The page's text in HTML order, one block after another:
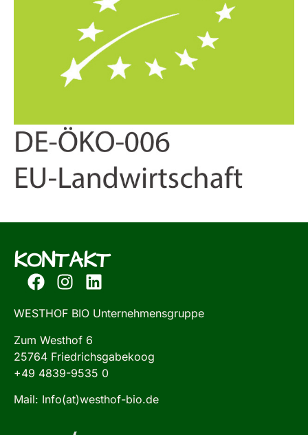
KONTAKT
WESTHOF BIO Unternehmensgruppe
Zum Westhof 6
25764 Friedrichsgabekoog
+49 4839-9535 0
Mail: Info(at)westhof-bio.de